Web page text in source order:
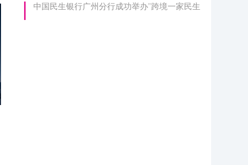
中国民生银行广州分行成功举办"跨境一家民生